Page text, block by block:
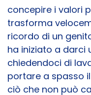
concepire i valori
trasforma
ricordo di un
ha iniziato a darci
chiedendoci di
portare a spasso
ciò che non può